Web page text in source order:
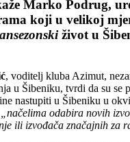
Marko Podrug,
koji u velikoj
život u
, voditelj kluba Azimut,
u Šibeniku, tvrdi da su se
nastupiti u Šibeniku u
„načelima odabira novih
ili izvođača značajnih za